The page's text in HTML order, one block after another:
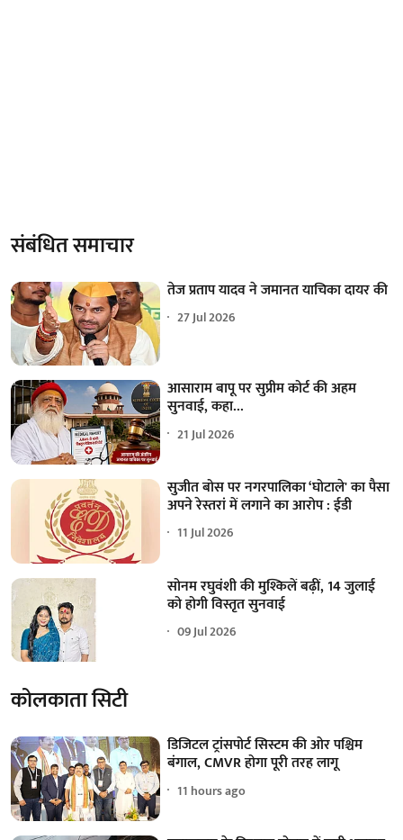
संबंधित समाचार
तेज प्रताप यादव ने जमानत याचिका दायर की
27 Jul 2026
आसाराम बापू पर सुप्रीम कोर्ट की अहम
सुनवाई, कहा...
21 Jul 2026
सुजीत बोस पर नगरपालिका ‘घोटाले' का पैसा
अपने रेस्तरां में लगाने का आरोप : ईडी
11 Jul 2026
सोनम रघुवंशी की मुश्किलें बढ़ीं, 14 जुलाई
को होगी विस्तृत सुनवाई
09 Jul 2026
कोलकाता सिटी
डिजिटल ट्रांसपोर्ट सिस्टम की ओर पश्चिम
बंगाल, CMVR होगा पूरी तरह लागू
11 hours ago